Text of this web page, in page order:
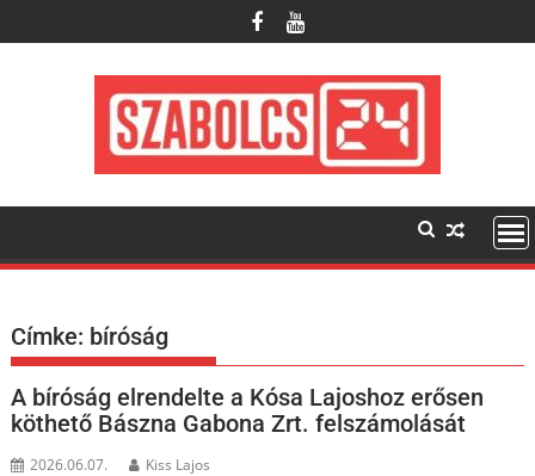
to
Címke: bíróság
A bíróság elrendelte a Kósa Lajoshoz erősen
köthető Bászna Gabona Zrt. felszámolását
2026.06.07. Kiss Lajos